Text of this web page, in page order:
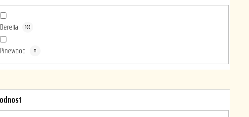
Beretta 108
Pinewood 11